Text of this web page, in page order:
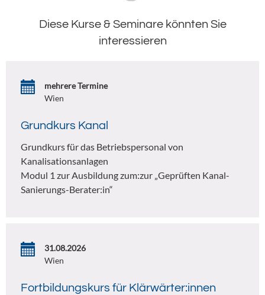
Diese Kurse & Seminare könnten Sie
interessieren
mehrere Termine
Wien
Grundkurs Kanal
Grundkurs für das Betriebspersonal von
Kanalisationsanlagen
Modul 1 zur Ausbildung zum:zur „Geprüften Kanal-
Sanierungs-Berater:in“
31.08.2026
Wien
Fortbildungskurs für Klärwärter:innen